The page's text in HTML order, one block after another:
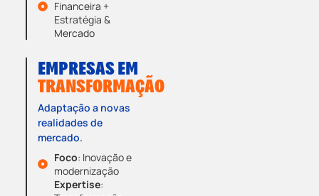
Financeira +
Estratégia &
Mercado
EMPRESAS EM
TRANSFORMAÇÃO
Adaptação a novas
realidades de
mercado.
Foco: Inovação e
modernização
Expertise: